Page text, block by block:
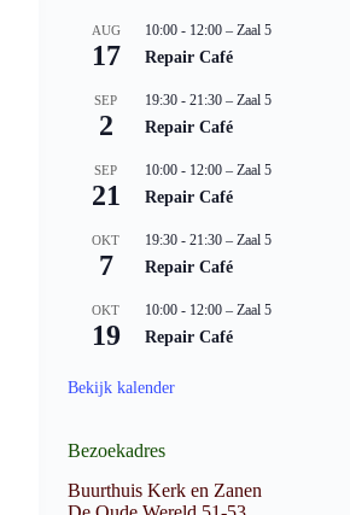
AUG
17
10:00- 12:00 – Zaal 5
Repair Café
SEP
2
19:30- 21:30 – Zaal 5
Repair Café
SEP
21
10:00- 12:00 – Zaal 5
Repair Café
OKT
7
19:30- 21:30 – Zaal 5
Repair Café
OKT
19
10:00- 12:00 – Zaal 5
Repair Café
Bekijk kalender
Bezoekadres
Buurthuis Kerk en Zanen